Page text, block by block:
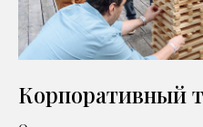
Корпоративный